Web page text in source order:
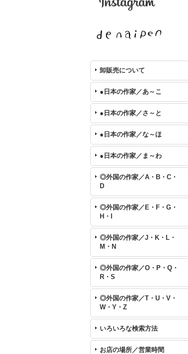
卸販売について
●日本の作家／あ～こ
●日本の作家／さ～と
●日本の作家／な～ほ
●日本の作家／ま～わ
◎外国の作家／A・B・C・
D
◎外国の作家／E・F・G・
H・I
◎外国の作家／J・K・L・
M・N
◎外国の作家／O・P・Q・
R・S
◎外国の作家／T・U・V・
W・Y・Z
いろいろな検索方法
お店の場所／営業時間